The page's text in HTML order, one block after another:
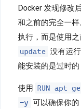
Docker 发现修改
和之前的完全一样
执行，而是使用
update 没有运
能安装的是过时的
使用 RUN apt-
-y 可以确保你